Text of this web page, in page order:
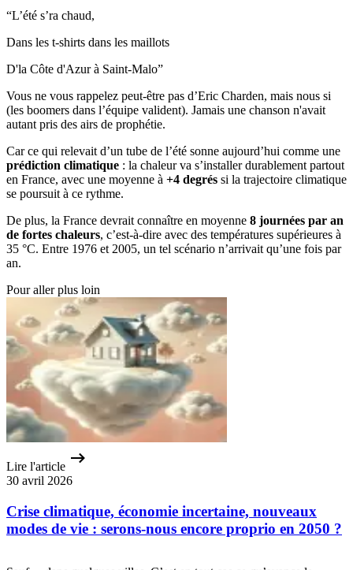
“L’été s’ra chaud,
Dans les t-shirts dans les maillots
D'la Côte d'Azur à Saint-Malo”
Vous ne vous rappelez peut-être pas d’Eric Charden, mais nous si
(les boomers dans l’équipe valident). Jamais une chanson n'avait
autant pris des airs de prophétie.
Car ce qui relevait d’un tube de l’été sonne aujourd’hui comme une
prédiction climatique : la chaleur va s’installer durablement partout
en France, avec une moyenne à +4 degrés si la trajectoire climatique
se poursuit à ce rythme.
De plus, la France devrait connaître en moyenne 8 journées par an
de fortes chaleurs, c’est-à-dire avec des températures supérieures à
35 °C. Entre 1976 et 2005, un tel scénario n’arrivait qu’une fois par
an.
Pour aller plus loin
Lire l'article
30 avril 2026
Crise climatique, économie incertaine, nouveaux
modes de vie : serons-nous encore proprio en 2050 ?